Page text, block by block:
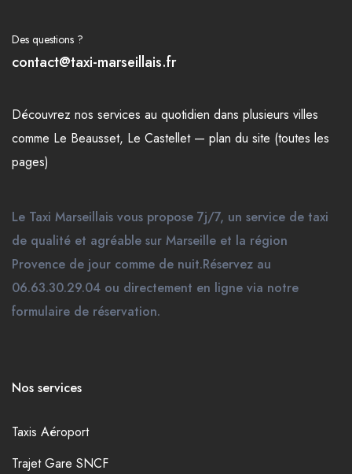
Des questions ?
contact@taxi-marseillais.fr
Découvrez nos services au quotidien dans plusieurs villes
comme Le Beausset, Le Castellet— plan du site (toutes les
pages)
Le Taxi Marseillais vous propose 7j/7, un service de taxi
de qualité et agréable sur Marseille et la région
Provence de jour comme de nuit.Réservez au
06.63.30.29.04 ou directement en ligne via notre
formulaire de réservation.
Nos services
Taxis Aéroport
Trajet Gare SNCF